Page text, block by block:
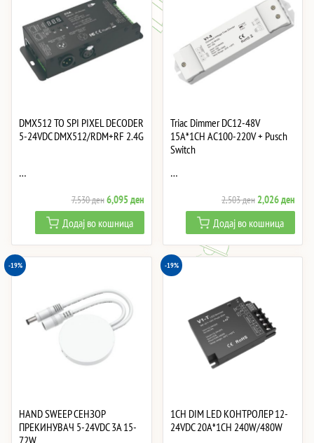
DMX512 TO SPI PIXEL DECODER
5-24VDC DMX512/RDM+RF 2.4G
…
7,530денOriginal
price
was:
7,530 ден.
6,095денCurrent
price
is:
6,095 ден.
Додај во кошница
Triac Dimmer DC12-48V
15A*1CH AC100-220V + Pusch
Switch
…
2,503ден Original
price
was:
2,503 ден.
2,026ден
price
is:
Додај во кошница
-19%
HAND SWEEP СЕНЗОР
ПРЕКИНУВАЧ 5-24VDC 3A 15-
72W
-19%
1CH DIM LED КОНТРОЛЕР 12-
24VDC 20A*1CH 240W/480W